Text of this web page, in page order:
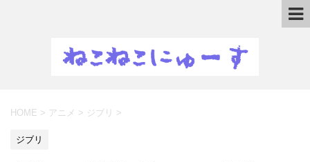
HOME > アニメ > ジブリ >
ジブリ